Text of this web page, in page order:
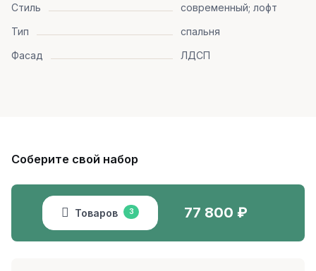
Стиль
современный; лофт
Тип
спальня
Фасад
ЛДСП
Соберите свой набор
Товаров 3 77 800 ₽